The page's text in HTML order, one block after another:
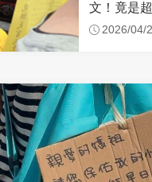
文！竟是
布忍尿5小
2026/04/